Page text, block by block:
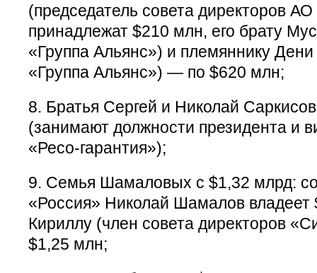
(председатель совета директоров
принадлежат $210 млн, его брату
«Группа Альянс») и племяннику
«Группа Альянс») — по $620 млн;
8. Братья Сергей и Николай
(занимают должности президента и
«Ресо-гарантия»);
9. Семья Шамаловых с $1,32 млрд:
«Россия» Николай Шамалов владеет
Кириллу (член совета директоров
$1,25 млн;